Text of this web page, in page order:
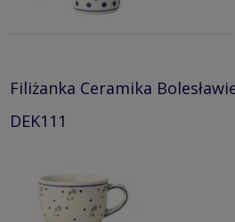
Filiżanka Ceramika
DEK111